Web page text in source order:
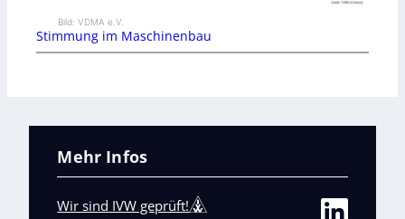
Bild: VDMA e.V.
Stimmung im Maschinenbau
Mehr Infos
Wir sind IVW geprüft!